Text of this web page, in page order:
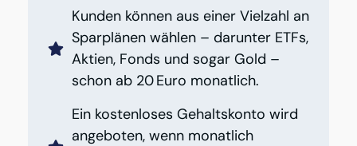
Kunden können aus einer Vielzahl an
Sparplänen wählen – darunter ETFs,
Aktien, Fonds und sogar Gold –
schon ab 20 Euro monatlich.
Ein kostenloses Gehaltskonto wird
angeboten, wenn monatlich